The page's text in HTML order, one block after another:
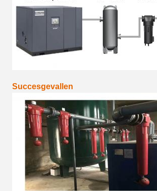
Succesgevallen